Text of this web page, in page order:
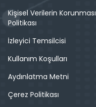
Kişisel Verilerin Korunması
Politikası
İzleyici Temsilcisi
Kullanım Koşulları
Aydınlatma Metni
Çerez Politikası